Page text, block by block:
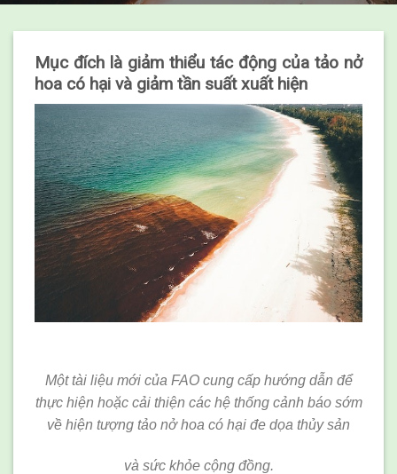
Mục đích là giảm thiểu tác động của tảo nở
hoa có hại và giảm tần suất xuất hiện
Một tài liệu mới của FAO cung cấp hướng dẫn để
thực hiện hoặc cải thiện các hệ thống cảnh báo sớm
về hiện tượng tảo nở hoa có hại đe dọa thủy sản
và sức khỏe cộng đồng.